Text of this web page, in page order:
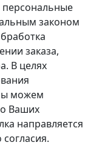
законом
заказа,
В целях
можем
Ваших
направляется